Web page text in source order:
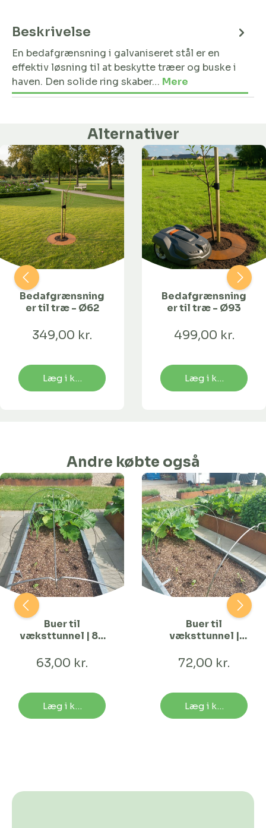
Beskrivelse
En bedafgrænsning i galvaniseret stål er en
effektiv løsning til at beskytte træer og buske i
haven. Den solide ring skaber… Mere
Alternativer
Bedafgrænsning
er til træ - Ø62
349,00 kr.
Læg i kurv
Bedafgrænsning
er til træ - Ø93
499,00 kr.
Læg i kurv
Andre købte også
Buer til
væksttunnel | 80
63,00 kr.
Læg i kurv
Buer til
væksttunnel |
72,00 kr.
Læg i kurv